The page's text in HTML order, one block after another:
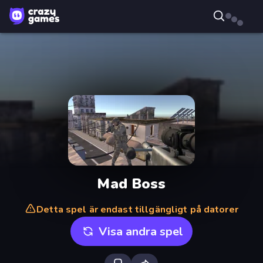
Mad Boss
Detta spel är endast tillgängligt på datorer
Visa andra spel